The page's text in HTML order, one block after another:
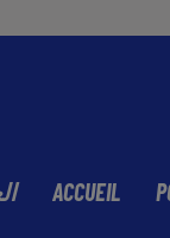
ACCUEIL